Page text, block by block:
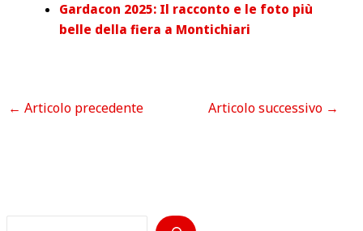
Gardacon 2025: Il racconto e le foto più
belle della fiera a Montichiari
← Articolo precedente Articolo successivo →